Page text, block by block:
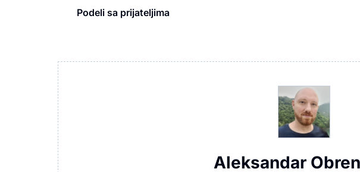
Podeli sa prijateljima
Aleksandar